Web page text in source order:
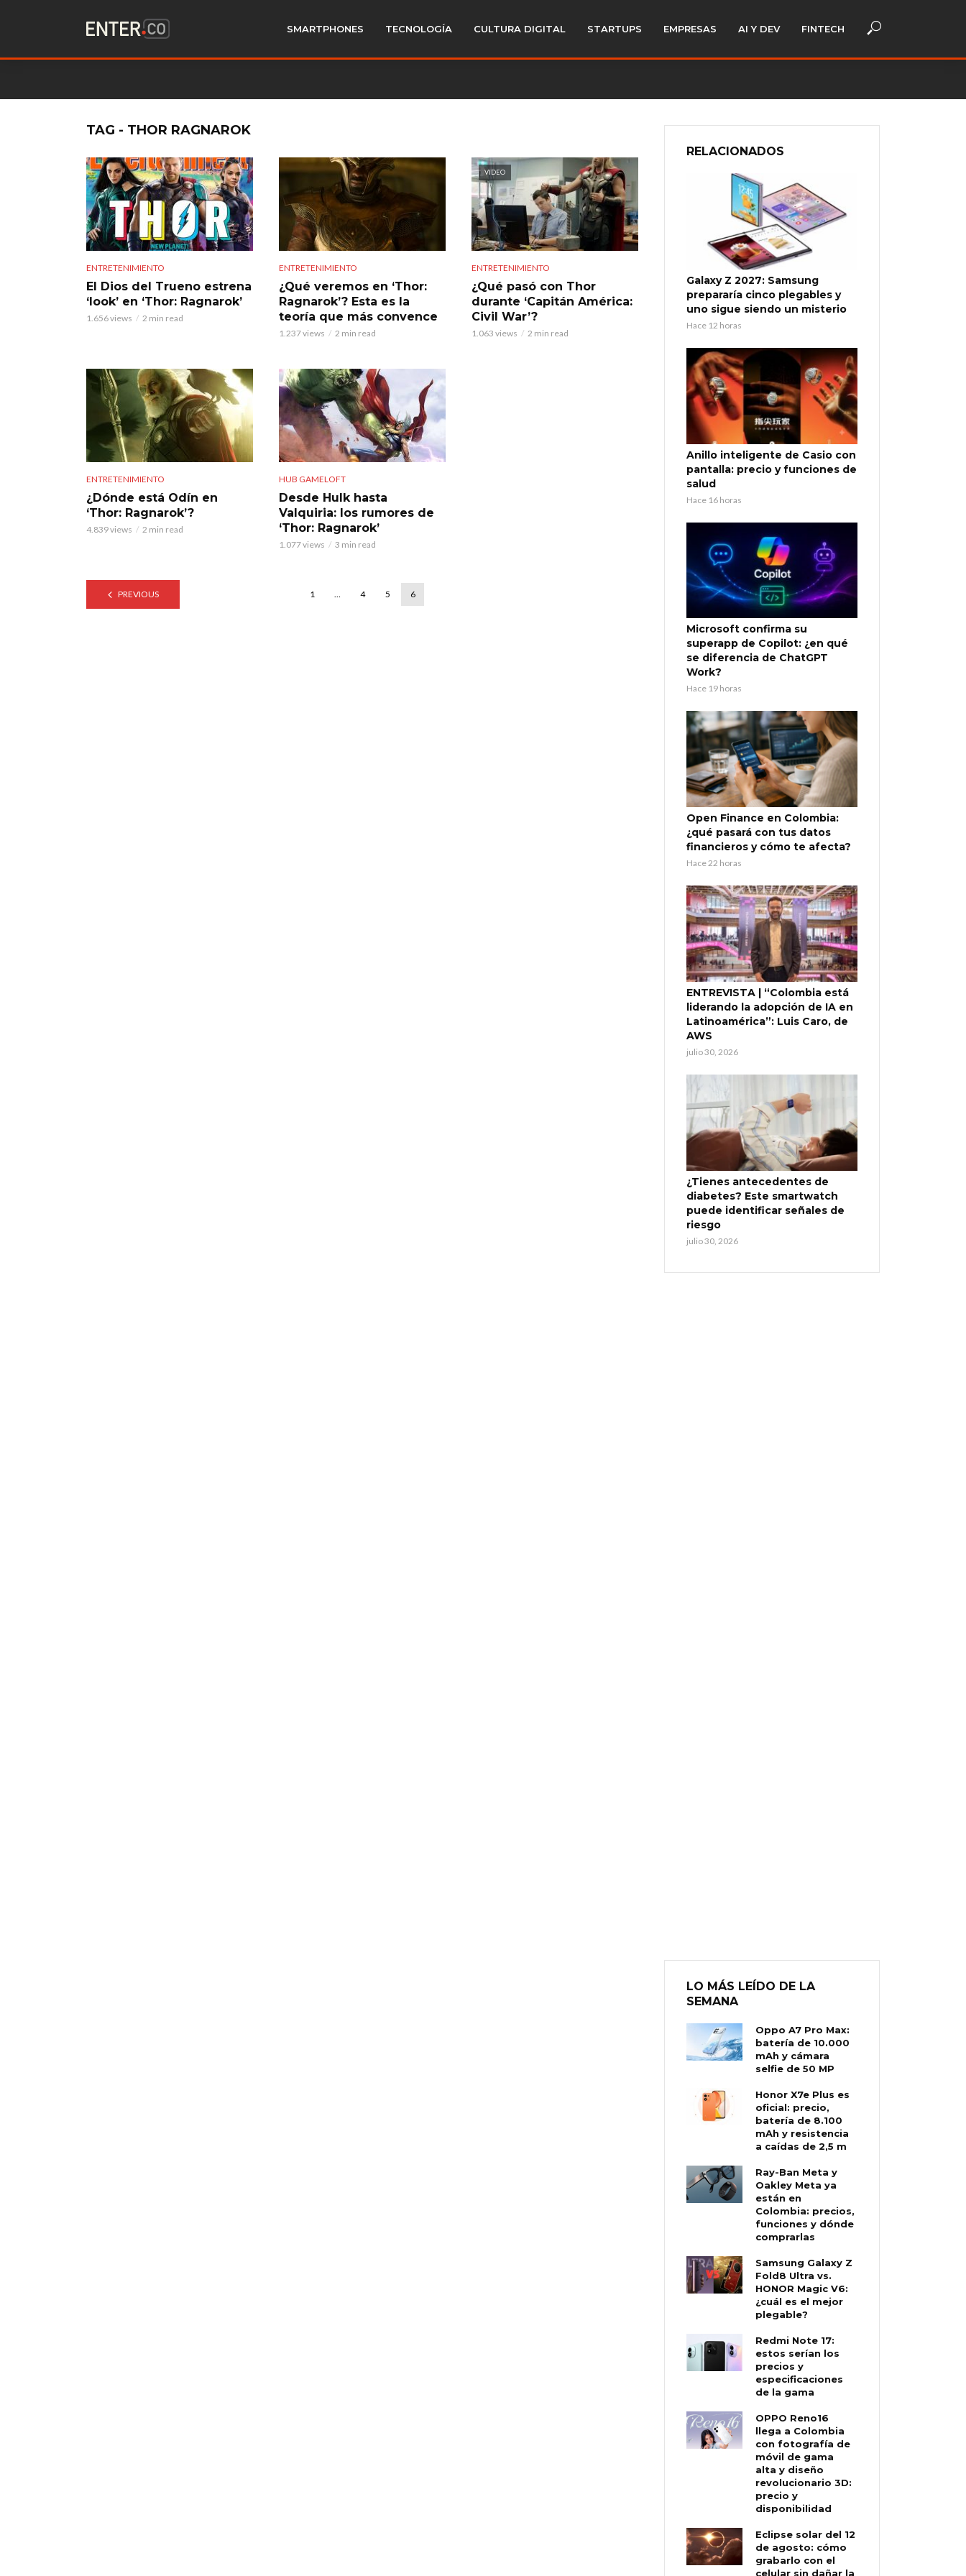
SMARTPHONES TECNOLOGÍA CULTURA DIGITAL STARTUPS EMPRESAS AI Y DEV FINTECH
TAG - THOR RAGNAROK
ENTRETENIMIENTO
El Dios del Trueno estrena
‘look’ en ‘Thor: Ragnarok’
1.656 views 2 min read
ENTRETENIMIENTO
¿Qué veremos en ‘Thor:
Ragnarok’? Esta es la
teoría que más convence
1.237 views 2 min read
VIDEO
ENTRETENIMIENTO
¿Qué pasó con Thor
durante ‘Capitán América:
Civil War’?
1.063 views 2 min read
ENTRETENIMIENTO
¿Dónde está Odín en
‘Thor: Ragnarok’?
4.839 views 2 min read
HUB GAMELOFT
Desde Hulk hasta
Valquiria: los rumores de
‘Thor: Ragnarok’
1.077 views 3 min read
PREVIOUS 1 … 4 5 6
RELACIONADOS
Galaxy Z 2027: Samsung
prepararía cinco plegables y
uno sigue siendo un misterio
Hace 12 horas
Anillo inteligente de Casio con
pantalla: precio y funciones de
salud
Hace 16 horas
Microsoft confirma su
superapp de Copilot: ¿en qué
se diferencia de ChatGPT
Work?
Hace 19 horas
Open Finance en Colombia:
¿qué pasará con tus datos
financieros y cómo te afecta?
Hace 22 horas
ENTREVISTA | “Colombia está
liderando la adopción de IA en
Latinoamérica”: Luis Caro, de
AWS
julio 30, 2026
¿Tienes antecedentes de
diabetes? Este smartwatch
puede identificar señales de
riesgo
julio 30, 2026
LO MÁS LEÍDO DE LA
SEMANA
Oppo A7 Pro Max:
batería de 10.000
mAh y cámara
selfie de 50 MP
Honor X7e Plus es
oficial: precio,
batería de 8.100
mAh y resistencia
a caídas de 2,5 m
Ray-Ban Meta y
Oakley Meta ya
están en
Colombia: precios,
funciones y dónde
comprarlas
Samsung Galaxy Z
Fold8 Ultra vs.
HONOR Magic V6:
¿cuál es el mejor
plegable?
Redmi Note 17:
estos serían los
precios y
especificaciones
de la gama
OPPO Reno16
llega a Colombia
con fotografía de
móvil de gama
alta y diseño
revolucionario 3D:
precio y
disponibilidad
Eclipse solar del 12
de agosto: cómo
grabarlo con el
celular sin dañar la